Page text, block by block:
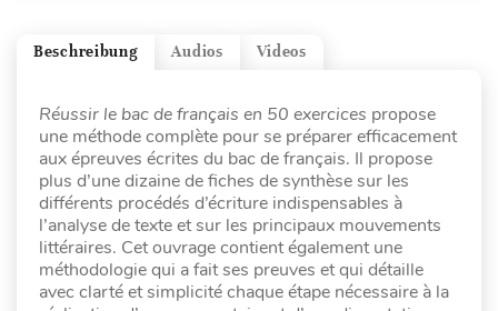
Videos
Audios
Beschreibung
Réussir le bac de français en 50 exercices propose
une méthode complète pour se préparer efficacement
aux épreuves écrites du bac de français. Il propose
plus d’une dizaine de fiches de synthèse sur les
différents procédés d’écriture indispensables à
l’analyse de texte et sur les principaux mouvements
littéraires. Cet ouvrage contient également une
méthodologie qui a fait ses preuves et qui détaille
avec clarté et simplicité chaque étape nécessaire à la